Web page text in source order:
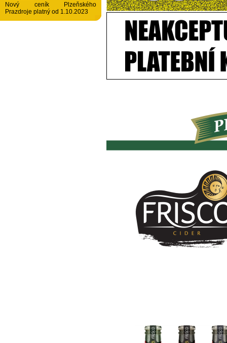
Nový ceník Plzeňského
Prazdroje platný od 1.10.2023